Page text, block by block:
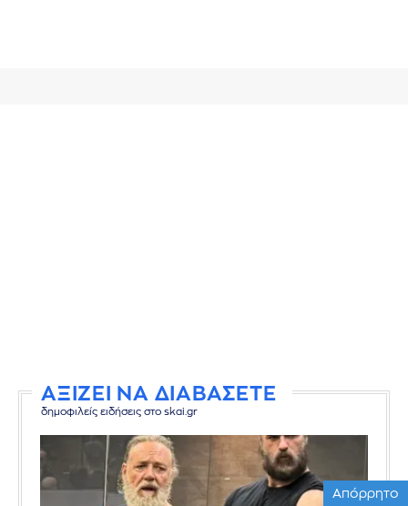
ΑΞΙΖΕΙ ΝΑ ΔΙΑΒΑΣΕΤΕ
δημοφιλείς ειδήσεις στο skai.gr
Απόρρητο